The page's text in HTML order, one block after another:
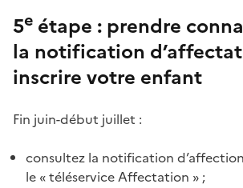
5e étape : prendre
la notification
inscrire votre enfant
Fin juin-début juillet :
consultez la notification
le « téléservice Affectation » ;